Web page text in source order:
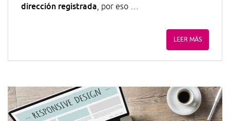
dirección registrada, por eso …
LEER MÁS